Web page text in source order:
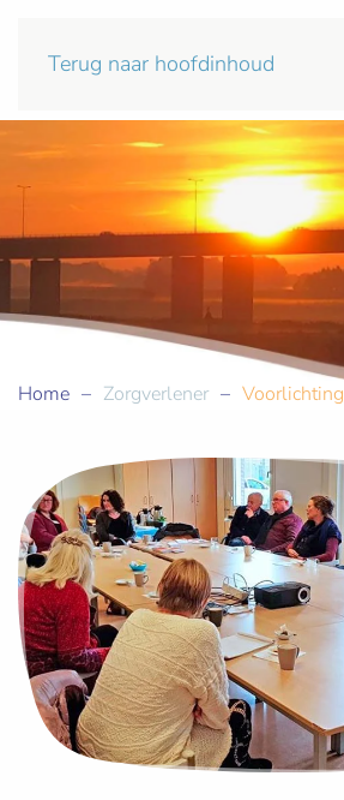
Terug naar hoofdinhoud
Home Zorgverlener Voorlichting